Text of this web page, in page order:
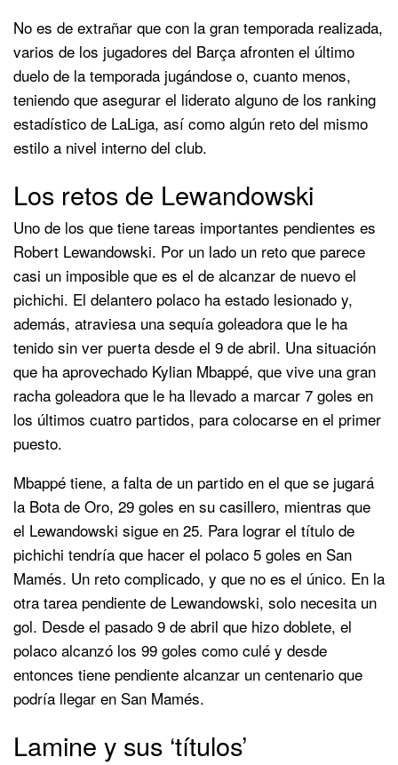
No es de extrañar que con la gran temporada realizada,
varios de los jugadores del Barça afronten el último
duelo de la temporada jugándose o, cuanto menos,
teniendo que asegurar el liderato alguno de los ranking
estadístico de LaLiga, así como algún reto del mismo
estilo a nivel interno del club.
Los retos de Lewandowski
Uno de los que tiene tareas importantes pendientes es
Robert Lewandowski. Por un lado un reto que parece
casi un imposible que es el de alcanzar de nuevo el
pichichi. El delantero polaco ha estado lesionado y,
además, atraviesa una sequía goleadora que le ha
tenido sin ver puerta desde el 9 de abril. Una situación
que ha aprovechado Kylian Mbappé, que vive una gran
racha goleadora que le ha llevado a marcar 7 goles en
los últimos cuatro partidos, para colocarse en el primer
puesto.
Mbappé tiene, a falta de un partido en el que se jugará
la Bota de Oro, 29 goles en su casillero, mientras que
el Lewandowski sigue en 25. Para lograr el título de
pichichi tendría que hacer el polaco 5 goles en San
Mamés. Un reto complicado, y que no es el único. En la
otra tarea pendiente de Lewandowski, solo necesita un
gol. Desde el pasado 9 de abril que hizo doblete, el
polaco alcanzó los 99 goles como culé y desde
entonces tiene pendiente alcanzar un centenario que
podría llegar en San Mamés.
Lamine y sus ‘títulos’